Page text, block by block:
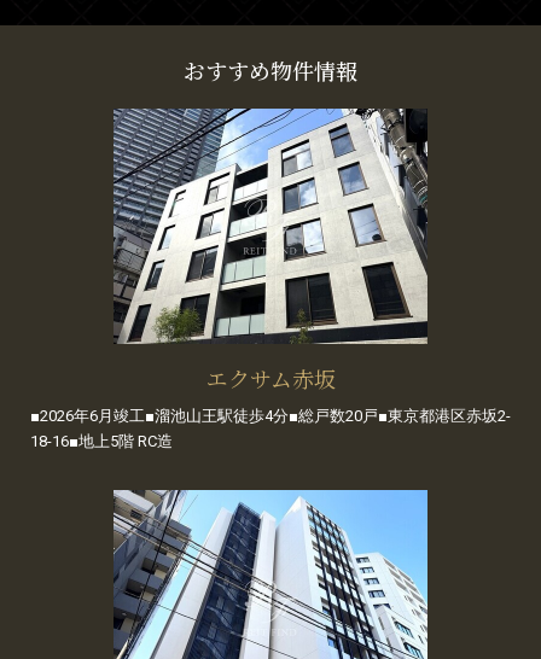
おすすめ物件情報
エクサム赤坂
■2026年6月竣工■溜池山王駅徒歩4分■総戸数20戸■東京都港区赤坂2-
18-16■地上5階 RC造